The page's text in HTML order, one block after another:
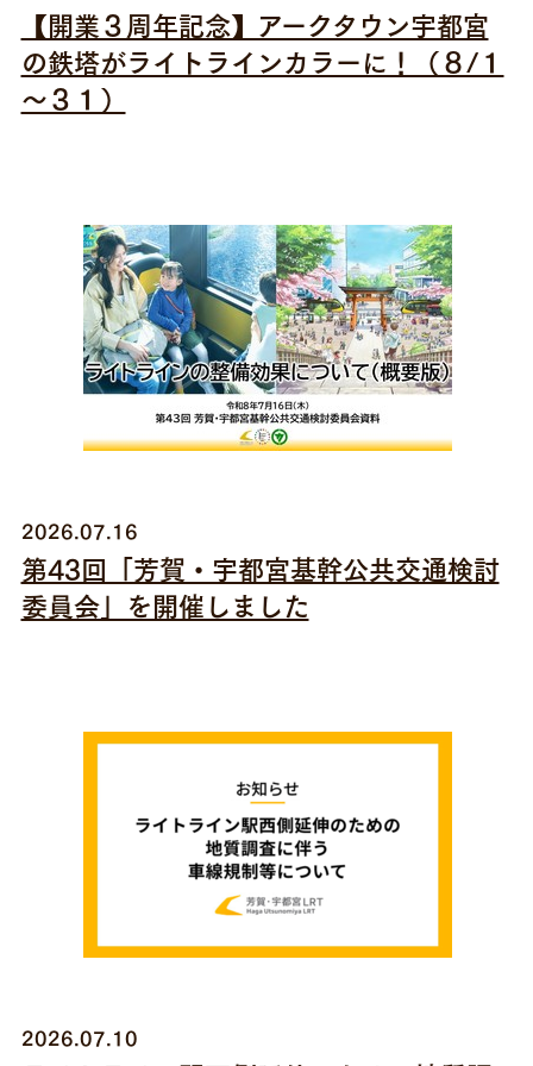
【開業３周年記念】アークタウン宇都宮
の鉄塔がライトラインカラーに！（８/１
～３１）
2026.07.16
第43回「芳賀・宇都宮基幹公共交通検討
委員会」を開催しました
2026.07.10